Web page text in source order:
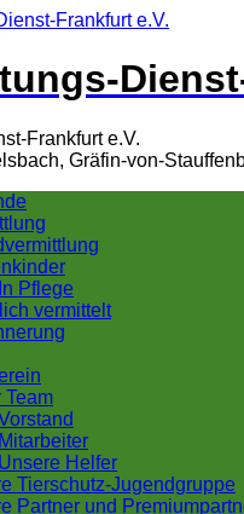
Frankfurt e.V.
Gräfin-von-
In Pflege
vermittelt
Team
Mitarbeiter
Unsere Helfer
Tierschutz-Jugendgruppe
Partner und